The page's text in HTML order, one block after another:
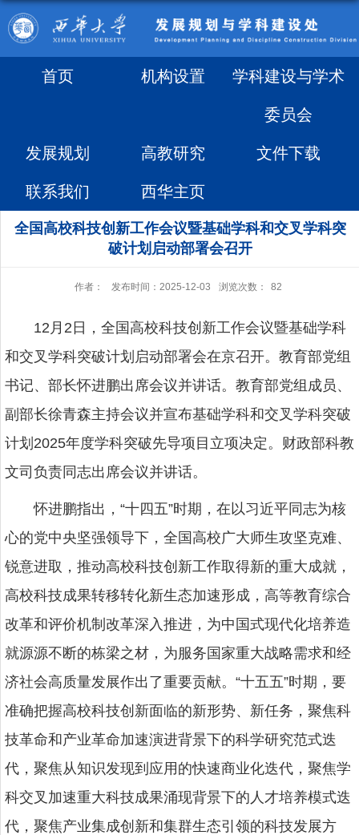
首页 机构设置 学科建设与学术
委员会
发展规划 高教研究 文件下载
联系我们 西华主页
全国高校科技创新工作会议暨基础学科和交叉学科突
破计划启动部署会召开
作者： 发布时间：2025-12-03 浏览次数： 82
12月2日，全国高校科技创新工作会议暨基础学科
和交叉学科突破计划启动部署会在京召开。教育部党组
书记、部长怀进鹏出席会议并讲话。教育部党组成员、
副部长徐青森主持会议并宣布基础学科和交叉学科突破
计划2025年度学科突破先导项目立项决定。财政部科教
文司负责同志出席会议并讲话。
怀进鹏指出，“十四五”时期，在以习近平同志为核
心的党中央坚强领导下，全国高校广大师生攻坚克难、
锐意进取，推动高校科技创新工作取得新的重大成就，
高校科技成果转移转化新生态加速形成，高等教育综合
改革和评价机制改革深入推进，为中国式现代化培养造
就源源不断的栋梁之材，为服务国家重大战略需求和经
济社会高质量发展作出了重要贡献。“十五五”时期，要
准确把握高校科技创新面临的新形势、新任务，聚焦科
技革命和产业革命加速演进背景下的科学研究范式迭
代，聚焦从知识发现到应用的快速商业化迭代，聚焦学
科交叉加速重大科技成果涌现背景下的人才培养模式迭
代，聚焦产业集成创新和集群生态引领的科技发展方